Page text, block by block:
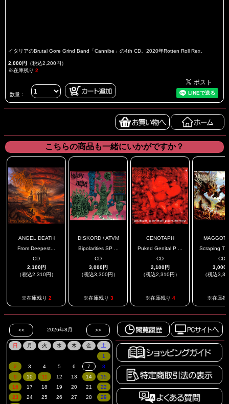
イタリアのBrutal Gore Grind Band「Cannibe」の4th CD。2020年Rotten Roll Rex。
2,000円 （税込2,200円）
※在庫残り 2
数量：
こちらの商品も一緒にいかがですか？
ANGEL DEATH
From Deepest...
CD
2,100円
（税込2,310円）
※在庫残り 2
DISKORD / ATVM
Bipolarities SP ...
CD
3,000円
（税込3,300円）
※在庫残り 3
CENOTAPH
Puked Genital P ...
CD
2,100円
（税込2,310円）
※在庫残り 4
MAGGOT
Scraping
CD
3,000
（税込
※在庫残